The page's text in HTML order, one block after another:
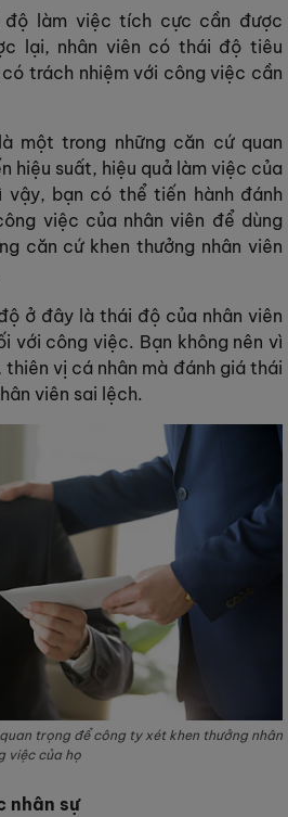
độ làm việc tích cực cần được
lại, nhân viên có thái độ tiêu
trách nhiệm với công việc cần
một trong những căn cứ quan
hiệu suất, hiệu quả làm việc của
vậy, bạn có thể tiến hành đánh
việc của nhân viên để dùng
căn cứ khen thưởng nhân viên
ở đây là thái độ của nhân viên
với công việc. Bạn không nên vì
vị cá nhân mà đánh giá thái
viên sai lệch.
trọng để công ty xét khen thưởng nhân
việc của họ
nhân sự